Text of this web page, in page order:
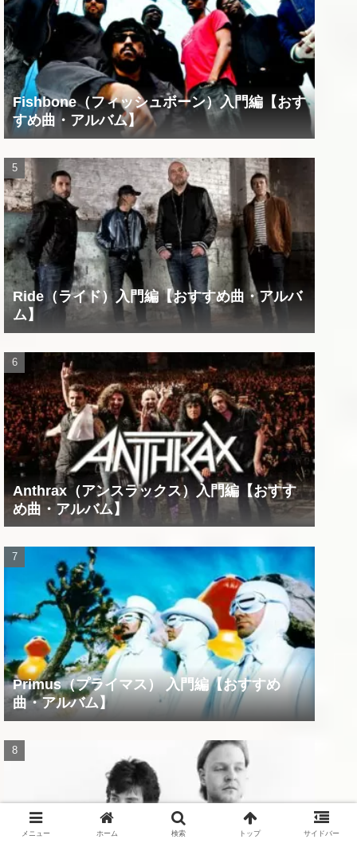
Fishbone（フィッシュボーン）入門編【おす
すめ曲・アルバム】
Ride（ライド）入門編【おすすめ曲・アルバ
ム】
Anthrax（アンスラックス）入門編【おすす
め曲・アルバム】
Primus（プライマス） 入門編【おすすめ
曲・アルバム】
メニュー ホーム 検索 トップ サイドバー